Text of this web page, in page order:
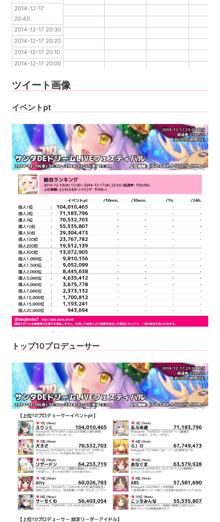
2014-12-17 20:30
2014-12-17 20:20
2014-12-17 20:10
2014-12-17 20:00
2014-12-17 19:50
2014-12-17 19:40
2014-12-17
20:40
2014-12-17 20:30
2014-12-17 20:20
2014-12-17 20:10
2014-12-17 20:00
2014-12-17 19:40
ツイート画像
イベントpt
トップ10プロデューサー